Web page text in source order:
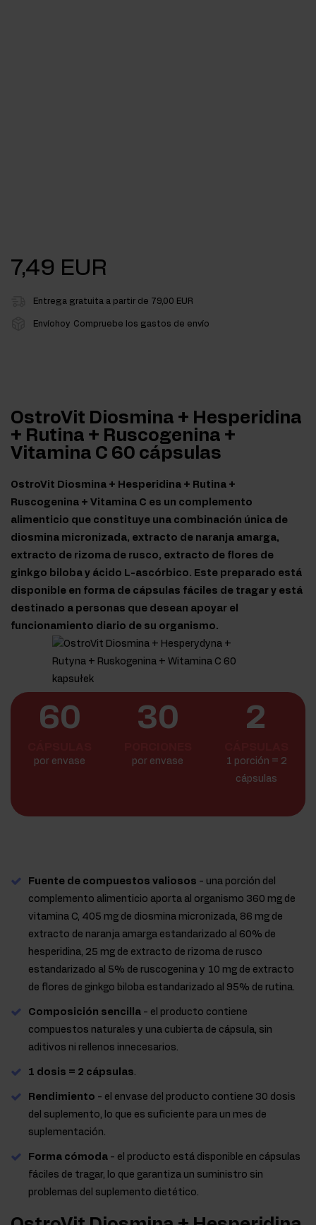
7,49 EUR
Entrega gratuita a partir de 79,00 EUR
Envíohoy Compruebe los gastos de envío
OstroVit Diosmina + Hesperidina
+ Rutina + Ruscogenina +
Vitamina C 60 cápsulas
OstroVit Diosmina + Hesperidina + Rutina +
Ruscogenina + Vitamina C es un complemento
alimenticio que constituye una combinación única de
diosmina micronizada, extracto de naranja amarga,
extracto de rizoma de rusco, extracto de flores de
ginkgo biloba y ácido L-ascórbico. Este preparado está
disponible en forma de cápsulas fáciles de tragar y está
destinado a personas que desean apoyar el
funcionamiento diario de su organismo.
60
por envase
30
por envase
2
1 porción = 2
cápsulas
Fuente de compuestos valiosos - una porción del
complemento alimenticio aporta al organismo 360 mg de
vitamina C, 405 mg de diosmina micronizada, 86 mg de
extracto de naranja amarga estandarizado al 60% de
hesperidina, 25 mg de extracto de rizoma de rusco
estandarizado al 5% de ruscogenina y 10 mg de extracto
de flores de ginkgo biloba estandarizado al 95% de rutina.
Composición sencilla - el producto contiene
compuestos naturales y una cubierta de cápsula, sin
aditivos ni rellenos innecesarios.
1 dosis = 2 cápsulas.
Rendimiento - el envase del producto contiene 30 dosis
del suplemento, lo que es suficiente para un mes de
suplementación.
Forma cómoda - el producto está disponible en cápsulas
fáciles de tragar, lo que garantiza un suministro sin
problemas del suplemento dietético.